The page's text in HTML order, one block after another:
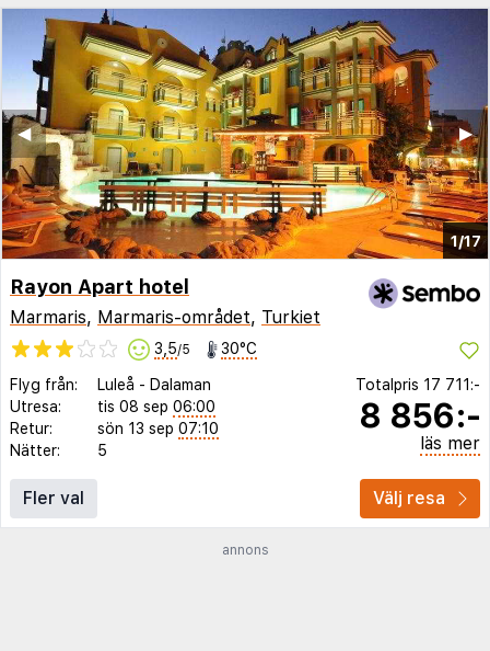
1/17
▶︎
◀︎
Rayon Apart hotel
Marmaris, Marmaris-området, Turkiet
3,5/5 30°C
Flyg från: Luleå - Dalaman
Utresa:
tis 08 sep 06:00
Retur:
sön 13 sep 07:10
Nätter:
5
Totalpris 17 711:-
8 856:-
läs mer
Fler val Välj resa
annons